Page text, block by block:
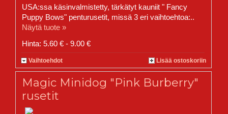
USA:ssa käsinvalmistetty, tärkätyt kauniit " Fancy
Puppy Bows" penturusetit, missä 3 eri vaihtoehtoa:..
Näytä tuote »
Hinta: 5.60 € - 9.00 €
Vaihtoehdot Lisää ostoskoriin
Magic Minidog "Pink Burberry"
rusetit